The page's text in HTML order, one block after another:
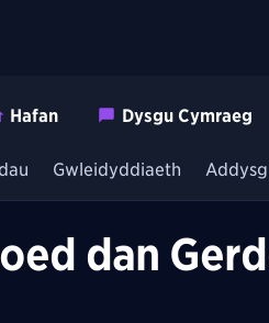
Hafan Dysgu Cymraeg
Gwleidyddiaeth Addysg
dan